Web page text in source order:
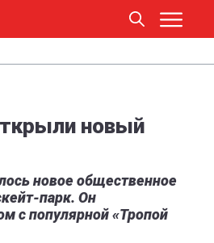
новый
новое общественное
парк. Он
с популярной «Тропой